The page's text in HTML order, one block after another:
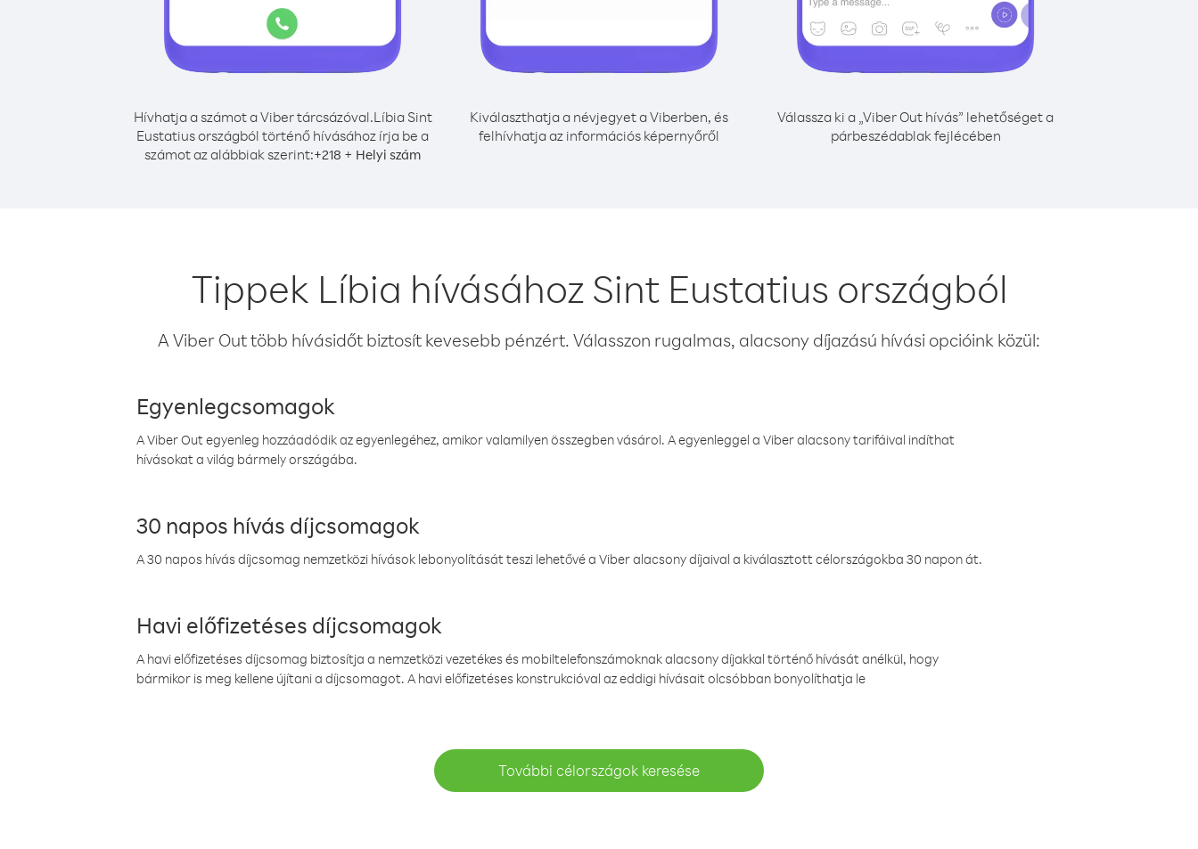
Hívhatja a számot a Viber tárcsázóval.Líbia Sint
Eustatius országból történő hívásához írja be a
számot az alábbiak szerint:+218 + Helyi szám
Kiválaszthatja a névjegyet a Viberben, és
felhívhatja az információs képernyőről
Válassza ki a „Viber Out hívás” lehetőséget a
párbeszédablak fejlécében
Tippek Líbia hívásához Sint Eustatius országból
A Viber Out több hívásidőt biztosít kevesebb pénzért. Válasszon rugalmas, alacsony díjazású hívási opcióink közül:
Egyenlegcsomagok
A Viber Out egyenleg hozzáadódik az egyenlegéhez, amikor valamilyen összegben vásárol. A egyenleggel a Viber alacsony tarifáival indíthat
hívásokat a világ bármely országába.
30 napos hívás díjcsomagok
A 30 napos hívás díjcsomag nemzetközi hívások lebonyolítását teszi lehetővé a Viber alacsony díjaival a kiválasztott célországokba 30 napon át.
Havi előfizetéses díjcsomagok
A havi előfizetéses díjcsomag biztosítja a nemzetközi vezetékes és mobiltelefonszámoknak alacsony díjakkal történő hívását anélkül, hogy
bármikor is meg kellene újítani a díjcsomagot. A havi előfizetéses konstrukcióval az eddigi hívásait olcsóbban bonyolíthatja le
További célországok keresése